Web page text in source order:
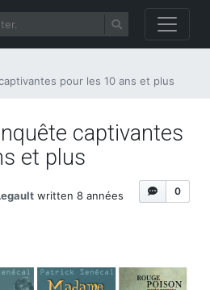
pour les 10 ans et plus
captivantes
et plus
0
written 8 années